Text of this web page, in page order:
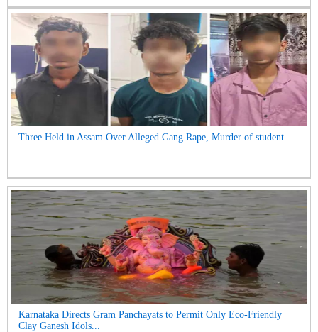
Three Held in Assam Over Alleged Gang Rape, Murder of student...
Karnataka Directs Gram Panchayats to Permit Only Eco-Friendly
Clay Ganesh Idols...